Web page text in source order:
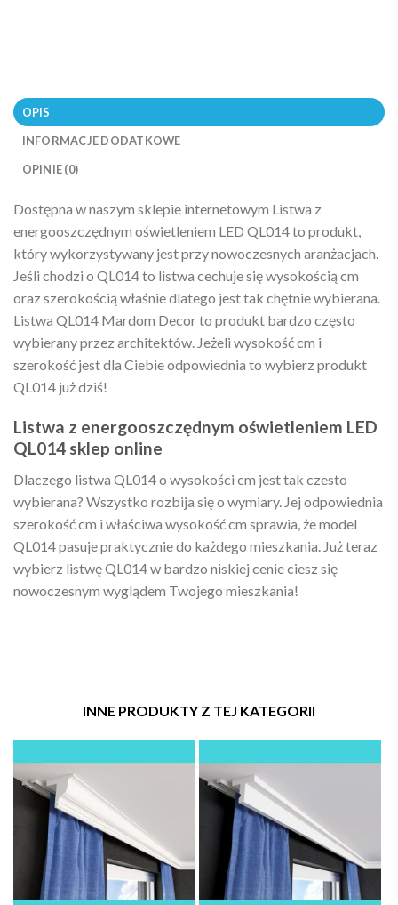
OPIS
INFORMACJE DODATKOWE
OPINIE (0)
Dostępna w naszym sklepie internetowym Listwa z
energooszczędnym oświetleniem LED QL014 to produkt,
który wykorzystywany jest przy nowoczesnych aranżacjach.
Jeśli chodzi o QL014 to listwa cechuje się wysokością cm
oraz szerokością właśnie dlatego jest tak chętnie wybierana.
Listwa QL014 Mardom Decor to produkt bardzo często
wybierany przez architektów. Jeżeli wysokość cm i
szerokość jest dla Ciebie odpowiednia to wybierz produkt
QL014 już dziś!
Listwa z energooszczędnym oświetleniem LED
QL014 sklep online
Dlaczego listwa QL014 o wysokości cm jest tak czesto
wybierana? Wszystko rozbija się o wymiary. Jej odpowiednia
szerokość cm i właściwa wysokość cm sprawia, że model
QL014 pasuje praktycznie do każdego mieszkania. Już teraz
wybierz listwę QL014 w bardzo niskiej cenie ciesz się
nowoczesnym wyglądem Twojego mieszkania!
INNE PRODUKTY Z TEJ KATEGORII